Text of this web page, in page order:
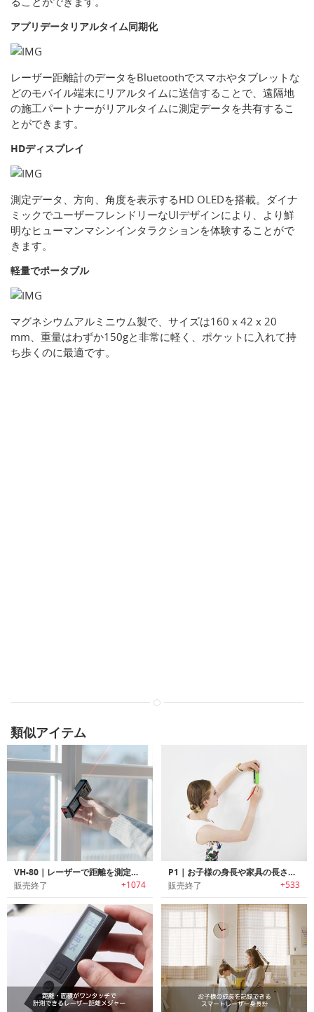
アプリデータリアルタイム同期化
レーザー距離計のデータをBluetoothでスマホやタブレットな
どのモバイル端末にリアルタイムに送信することで、遠隔地
の施工パートナーがリアルタイムに測定データを共有するこ
とができます。
HDディスプレイ
測定データ、方向、角度を表示するHD OLEDを搭載。ダイナ
ミックでユーザーフレンドリーなUIデザインにより、より鮮
明なヒューマンマシンインタラクションを体験することがで
きます。
軽量でポータブル
マグネシウムアルミニウム製で、サイズは160 x 42 x 20
mm、重量はわずか150gと非常に軽く、ポケットに入れて持
ち歩くのに最適です。
類似アイテム
VH-80｜レーザーで距離を測定可能なスマートメジャー「VH-80」
販売終了 +1074
P1｜お子様の身長や家具の長さを瞬時に計測可能なレーザー式スマートメジャー「ピーワン」
販売終了 +533